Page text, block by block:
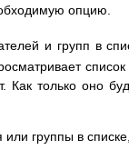
опцию.
и групп в
Как только оно
группы в